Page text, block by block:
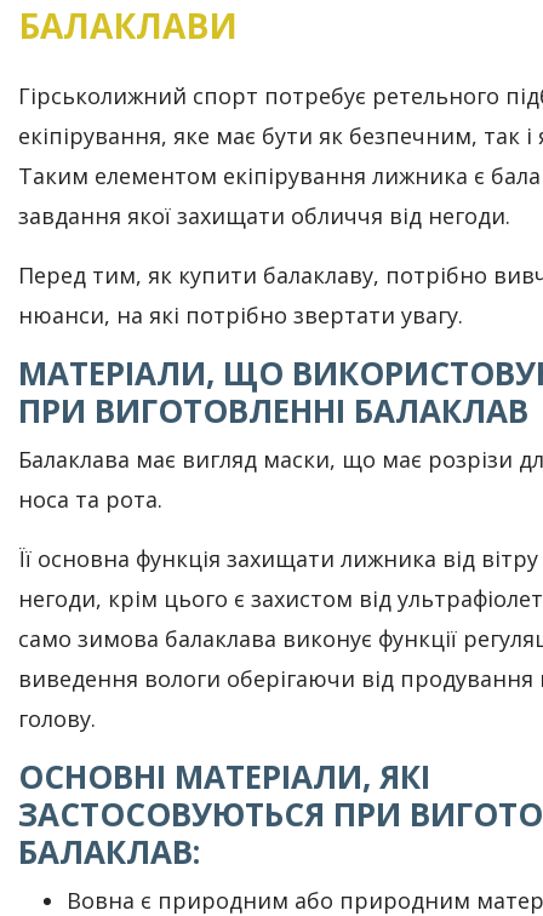
БАЛАКЛАВИ
Гірськолижний спорт потребує ретельного
екіпірування, яке має бути як безпечним, так і
Таким елементом екіпірування лижника є
завдання якої захищати обличчя від негоди.
Перед тим, як купити балаклаву, потрібно
нюанси, на які потрібно звертати увагу.
МАТЕРІАЛИ, ЩО
ПРИ ВИГОТОВЛЕННІ БАЛАКЛАВ
Балаклава має вигляд маски, що має розрізи
носа та рота.
Її основна функція захищати лижника від
негоди, крім цього є захистом від
само зимова балаклава виконує функції
виведення вологи оберігаючи від
голову.
ОСНОВНІ МАТЕРІАЛИ, ЯКІ
ЗАСТОСОВУЮТЬСЯ ПРИ
БАЛАКЛАВ:
Вовна є природним або природним